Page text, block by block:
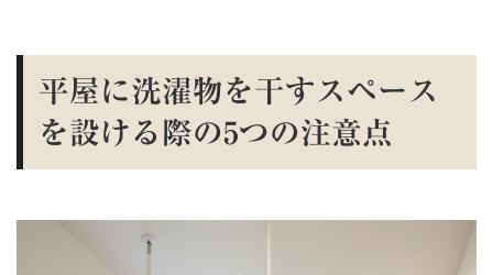
平屋に洗濯物を干すスペース
を設ける際の5つの注意点